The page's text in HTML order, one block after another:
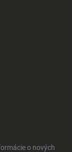
o nových